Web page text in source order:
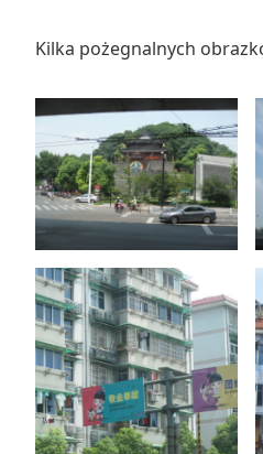
Kilka pożegnalnych